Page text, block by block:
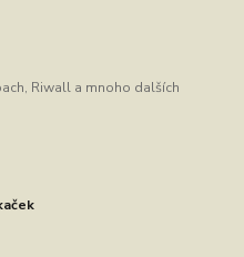
Riwall a mnoho dalších